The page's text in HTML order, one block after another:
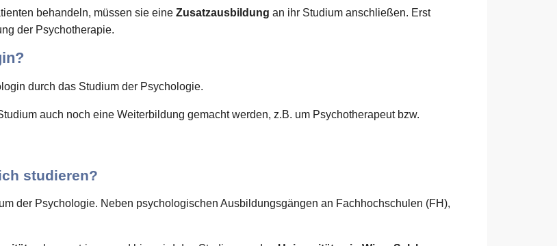
behandeln, müssen sie eine Zusatzausbildung an ihr Studium anschließen. Erst
der Psychotherapie.
durch das Studium der Psychologie.
auch noch eine Weiterbildung gemacht werden, z.B. um Psychotherapeut bzw.
studieren?
der Psychologie. Neben psychologischen Ausbildungsgängen an Fachhochschulen (FH),